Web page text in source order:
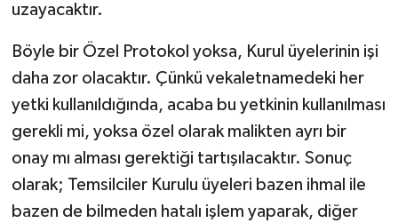
uzayacaktır.
Böyle bir Özel Protokol yoksa, Kurul üyelerinin işi
daha zor olacaktır. Çünkü vekaletnamedeki her
yetki kullanıldığında, acaba bu yetkinin kullanılması
gerekli mi, yoksa özel olarak malikten ayrı bir
onay mı alması gerektiği tartışılacaktır. Sonuç
olarak; Temsilciler Kurulu üyeleri bazen ihmal ile
bazen de bilmeden hatalı işlem yaparak, diğer